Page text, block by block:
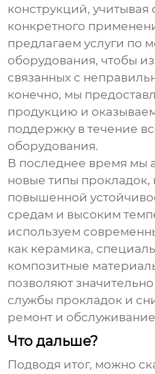
конструкций, учитывая
конкретного
предлагаем услуги по
оборудования, чтобы
связанных с
конечно, мы
продукцию и
поддержку в течение
оборудования.
В последнее время мы
новые типы
повышенной
средам и высоким
используем
как керамика,
композитные
позволяют
службы прокладок и
ремонт и
Что дальше?
Подводя итог, можно